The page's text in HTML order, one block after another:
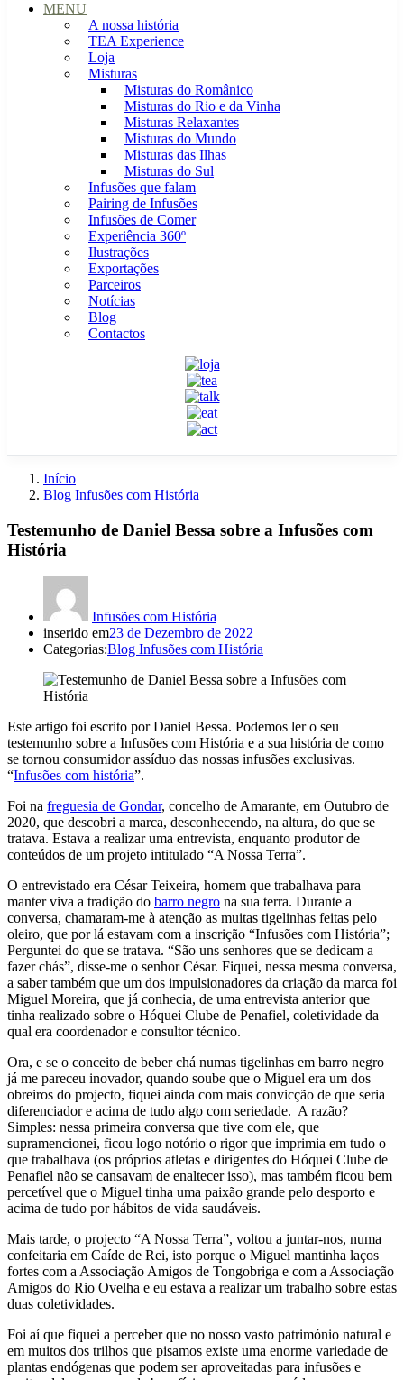
MENU
A nossa história
TEA Experience
Loja
Misturas
Misturas do Românico
Misturas do Rio e da Vinha
Misturas Relaxantes
Misturas do Mundo
Misturas das Ilhas
Misturas do Sul
Infusões que falam
Pairing de Infusões
Infusões de Comer
Experiência 360º
Ilustrações
Exportações
Parceiros
Notícias
Blog
Contactos
Início
Blog Infusões com História
Testemunho de Daniel Bessa sobre a Infusões com
História
Infusões com História
inserido em23 de Dezembro de 2022
Categorias:Blog Infusões com História
Este artigo foi escrito por Daniel Bessa. Podemos ler o seu
testemunho sobre a Infusões com História e a sua história de como
se tornou consumidor assíduo das nossas infusões exclusivas.
“Infusões com história”.
Foi na freguesia de Gondar, concelho de Amarante, em Outubro de
2020, que descobri a marca, desconhecendo, na altura, do que se
tratava. Estava a realizar uma entrevista, enquanto produtor de
conteúdos de um projeto intitulado “A Nossa Terra”.
O entrevistado era César Teixeira, homem que trabalhava para
manter viva a tradição do barro negro na sua terra. Durante a
conversa, chamaram-me à atenção as muitas tigelinhas feitas pelo
oleiro, que por lá estavam com a inscrição “Infusões com História”;
Perguntei do que se tratava. “São uns senhores que se dedicam a
fazer chás”, disse-me o senhor César. Fiquei, nessa mesma conversa,
a saber também que um dos impulsionadores da criação da marca foi
Miguel Moreira, que já conhecia, de uma entrevista anterior que
tinha realizado sobre o Hóquei Clube de Penafiel, coletividade da
qual era coordenador e consultor técnico.
Ora, e se o conceito de beber chá numas tigelinhas em barro negro
já me pareceu inovador, quando soube que o Miguel era um dos
obreiros do projecto, fiquei ainda com mais convicção de que seria
diferenciador e acima de tudo algo com seriedade. A razão?
Simples: nessa primeira conversa que tive com ele, que
supramencionei, ficou logo notório o rigor que imprimia em tudo o
que trabalhava (os próprios atletas e dirigentes do Hóquei Clube de
Penafiel não se cansavam de enaltecer isso), mas também ficou bem
percetível que o Miguel tinha uma paixão grande pelo desporto e
acima de tudo por hábitos de vida saudáveis.
Mais tarde, o projecto “A Nossa Terra”, voltou a juntar-nos, numa
confeitaria em Caíde de Rei, isto porque o Miguel mantinha laços
fortes com a Associação Amigos de Tongobriga e com a Associação
Amigos do Rio Ovelha e eu estava a realizar um trabalho sobre estas
duas coletividades.
Foi aí que fiquei a perceber que no nosso vasto património natural e
em muitos dos trilhos que pisamos existe uma enorme variedade de
plantas endógenas que podem ser aproveitadas para infusões e